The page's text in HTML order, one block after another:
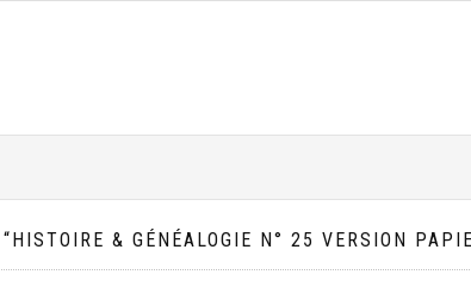
& GÉNÉALOGIE N° 25 VERSION